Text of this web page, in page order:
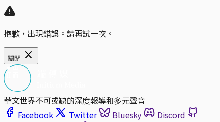
抱歉，出現錯誤。請再試一次。
關閉
華文世界不可或缺的深度報導和多元聲音
Facebook
Twitter Bluesky
Discord